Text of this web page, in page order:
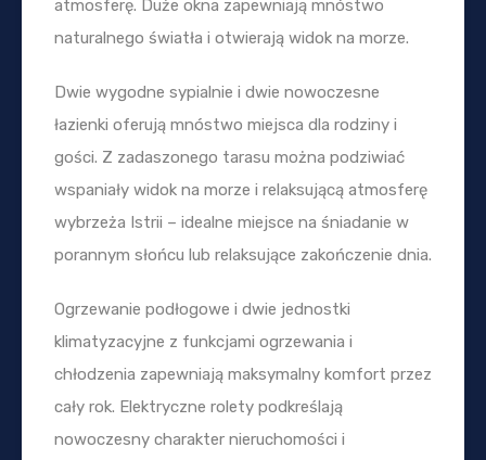
atmosferę. Duże okna zapewniają mnóstwo
naturalnego światła i otwierają widok na morze.
Dwie wygodne sypialnie i dwie nowoczesne
łazienki oferują mnóstwo miejsca dla rodziny i
gości. Z zadaszonego tarasu można podziwiać
wspaniały widok na morze i relaksującą atmosferę
wybrzeża Istrii – idealne miejsce na śniadanie w
porannym słońcu lub relaksujące zakończenie dnia.
Ogrzewanie podłogowe i dwie jednostki
klimatyzacyjne z funkcjami ogrzewania i
chłodzenia zapewniają maksymalny komfort przez
cały rok. Elektryczne rolety podkreślają
nowoczesny charakter nieruchomości i